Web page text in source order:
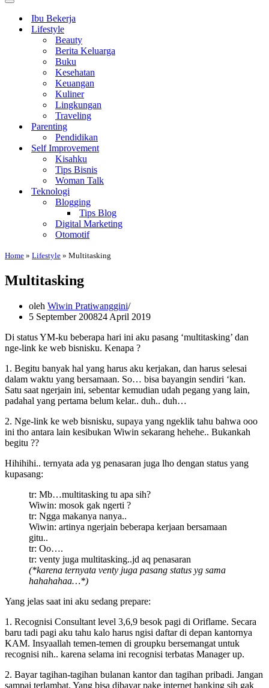
Menu
NavigasiIbu Bekerja
Lifestyle
Beauty
Berita Keluarga
Buku
Kesehatan
Keuangan
Kuliner
Lingkungan
Traveling
Parenting
Pendidikan
Self Improvement
Kisahku
Tips Bisnis
Woman Talk
Teknologi
Blogging
Tips Blog
Digital Marketing
Otomotif
Home » Lifestyle » Multitasking
Multitasking
oleh Wiwin Pratiwanggini
5 September 200824 April 2019
Di status YM-ku beberapa hari ini aku pasang ‘multitasking’ dan
nge-link ke web bisnisku. Kenapa ?
1. Begitu banyak hal yang harus aku kerjakan, dan harus selesai
dalam waktu yang bersamaan. So… bisa bayangin sendiri ‘kan.
Satu saat ngerjain ini, sebentar kemudian udah pegang yang lain,
padahal yang pertama belum kelar.. duh.. duh…
2. Nge-link ke web bisnisku, supaya yang ngeklik tahu bahwa ooo
ini tho antara lain kesibukan Wiwin sekarang hehehe.. Bukankah
begitu ??
Hihihihi.. ternyata ada yg penasaran juga lho dengan status yang
kupasang:
tr: Mb…multitasking tu apa sih?
Wiwin: mosok gak ngerti ?
tr: Ngga makanya nanya..
Wiwin: artinya ngerjain beberapa kerjaan bersamaan
gitu..
tr: Oo….
tr: venty juga multitasking..jd aq penasaran
(*karena ternyata venty juga pasang status yg sama
hahahahaa…*)
Yang jelas saat ini aku sedang prepare:
1. Recognisi Consultant level 3,6,9 besok pagi di Oriflame. Secara
baru tadi pagi aku tahu kalo harus ngisi daftar di depan kantornya
KAM. Insyaallah temen-temen di groupku bersemangat untuk
recognisi nih.. karena selama ini recognisi terbatas Manager up.
2. Bayar tagihan-tagihan bulanan kantor dan tagihan pribadi. Jangan
sampai terlambat. Yang bisa dibayar pake internet banking sih gak